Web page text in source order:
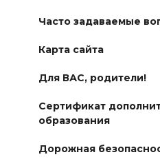
Часто задаваемые
Карта сайта
Для ВАС, родители!
Сертификат
образования
Дорожная